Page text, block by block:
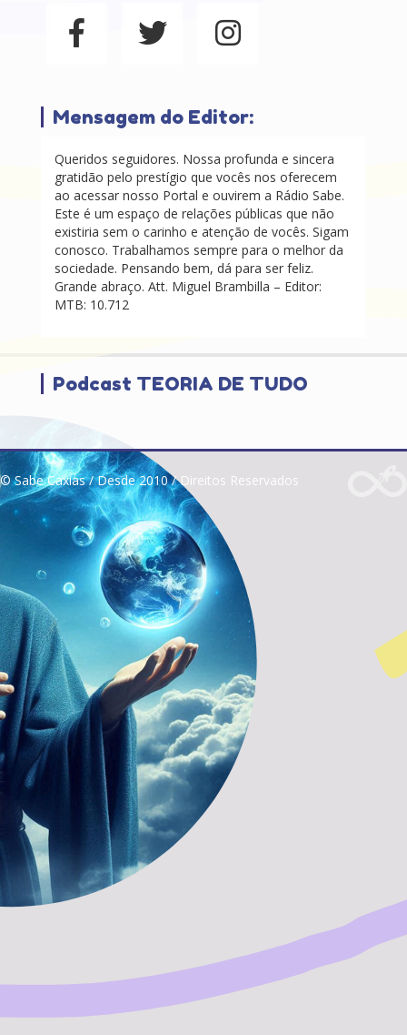
Mensagem do Editor:
Queridos seguidores. Nossa profunda e sincera
gratidão pelo prestígio que vocês nos oferecem
ao acessar nosso Portal e ouvirem a Rádio Sabe.
Este é um espaço de relações públicas que não
existiria sem o carinho e atenção de vocês. Sigam
conosco. Trabalhamos sempre para o melhor da
sociedade. Pensando bem, dá para ser feliz.
Grande abraço. Att. Miguel Brambilla – Editor:
MTB: 10.712
Podcast TEORIA DE TUDO
© Sabe Caxias / Desde 2010 / Direitos Reservados